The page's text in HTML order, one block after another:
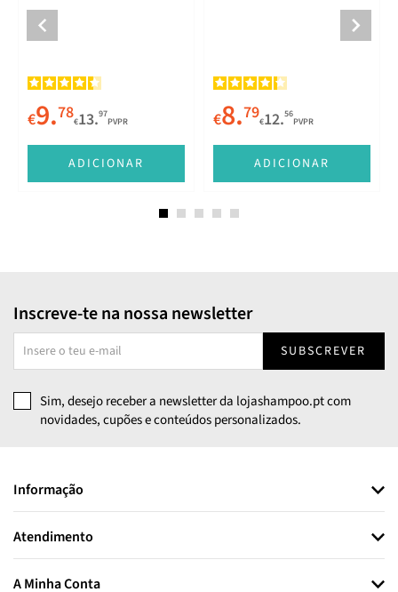
€9.78€13.97
PVPR
ADICIONAR
€8.79€12.56
PVPR
ADICIONAR
Inscreve-te na nossa newsletter
SUBSCREVER
Sim, desejo receber a newsletter da lojashampoo.pt com
novidades, cupões e conteúdos personalizados.
Informação
Atendimento
A Minha Conta